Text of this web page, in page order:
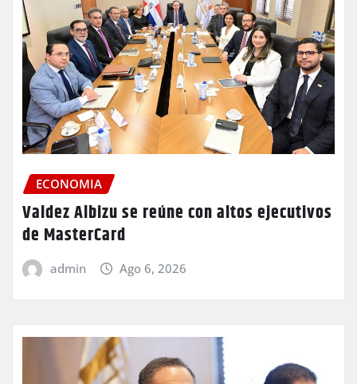
ECONOMIA
Valdez Albizu se reúne con altos ejecutivos
de MasterCard
admin Ago 6, 2026